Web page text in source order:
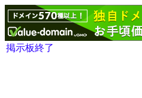
掲示板終了